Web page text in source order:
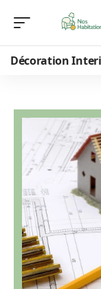
Décoration